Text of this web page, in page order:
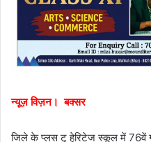
न्यूज़ विज़न। बक्सर
जिले के प्लस टु हेरिटेज स्कूल में 76वें